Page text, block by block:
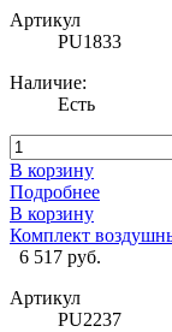
Артикул
PU1833
Наличие:
Есть
В корзину
Подробнее
В корзину
Комплект
6 517 руб.
Артикул
PU2237